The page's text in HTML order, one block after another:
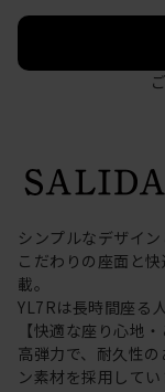
シンプルなデザイン
こだわりの座面と
載。
YL7Rは長時間座る
【快適な座り心地
高弾力で、耐久性
ン素材を採用してい